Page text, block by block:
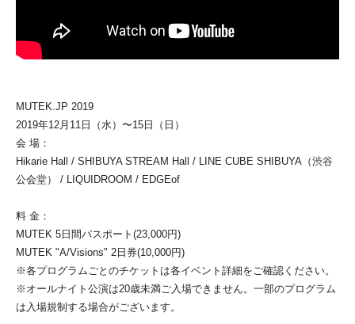
MUTEK.JP 2019
2019年12月11日（水）〜15日（日）
会 場：
Hikarie Hall / SHIBUYA STREAM Hall / LINE CUBE SHIBUYA（渋谷
公会堂） / LIQUIDROOM / EDGEof
料 金：
MUTEK 5日間パスポート(23,000円)
MUTEK "A/Visions" 2日券(10,000円)
※各プログラムごとのチケットは各イベント詳細をご確認ください。
※オールナイト公演は20歳未満ご入場できません。一部のプログラム
は入場規制する場合がございます。